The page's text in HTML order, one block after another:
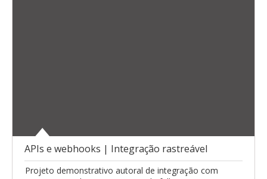
APIs e webhooks | Integração rastreável
Projeto demonstrativo autoral de integração com